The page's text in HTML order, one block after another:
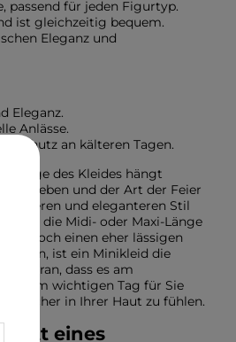
passend für jeden Figurtyp.
ist gleichzeitig bequem.
Eleganz und
Eleganz.
Anlässe.
Schutz an kälteren Tagen.
Länge des Kleides hängt
Vorlieben und der Art der Feier
und eleganteren Stil
für die Midi- oder Maxi-Länge
jedoch einen eher lässigen
ist ein Minikleid die
daran, dass es am
wichtigen Tag für Sie
sicher in Ihrer Haut zu fühlen.
eines